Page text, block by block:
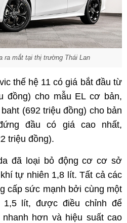
ra mắt tại thị trường Thái Lan
thế hệ 11 có giá bắt đầu từ
đồng) cho mẫu EL cơ bản,
(692 triệu đồng) cho bản
đầu có giá cao nhất,
triệu đồng).
đã loại bỏ động cơ cơ sở
tự nhiên 1,8 lít. Tất cả các
cấp sức mạnh bởi cùng một
1,5 lít, được điều chỉnh để
hơn và hiệu suất cao